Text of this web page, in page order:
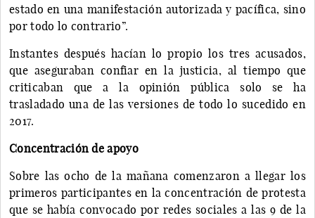
estado en una manifestación autorizada y pacífica, sino
por todo lo contrario”.
Instantes después hacían lo propio los tres acusados,
que aseguraban confiar en la justicia, al tiempo que
criticaban que a la opinión pública solo se ha
trasladado una de las versiones de todo lo sucedido en
2017.
Concentración de apoyo
Sobre las ocho de la mañana comenzaron a llegar los
primeros participantes en la concentración de protesta
que se había convocado por redes sociales a las 9 de la